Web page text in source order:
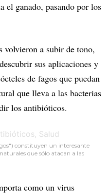
el ganado, pasando por los
volvieron a subir de tono,
sus aplicaciones y
de fagos que puedan
que lleva a las bacterias
los antibióticos.
constituyen un interesante
que sólo atacan a las
como un virus